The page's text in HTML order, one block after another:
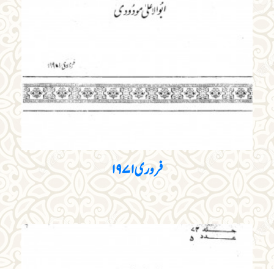
فروری۱۹۷۱